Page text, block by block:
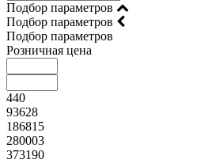
Подбор параметров
Подбор параметров
Подбор параметров
Розничная цена
440
93628
186815
280003
373190